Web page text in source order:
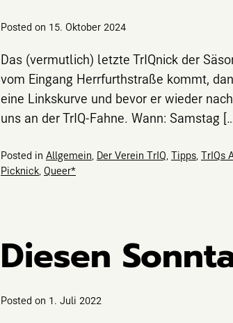
Posted on 15. Oktober 2024
Das (vermutlich) letzte TrIQnick der
vom Eingang Herrfurthstraße kommt,
eine Linkskurve und bevor er wieder
uns an der TrIQ-Fahne. Wann: Samstag
Posted in Allgemein, Der Verein TrIQ, Tipps, TrIQs
Picknick, Queer*
Diesen
Posted on 1. Juli 2022